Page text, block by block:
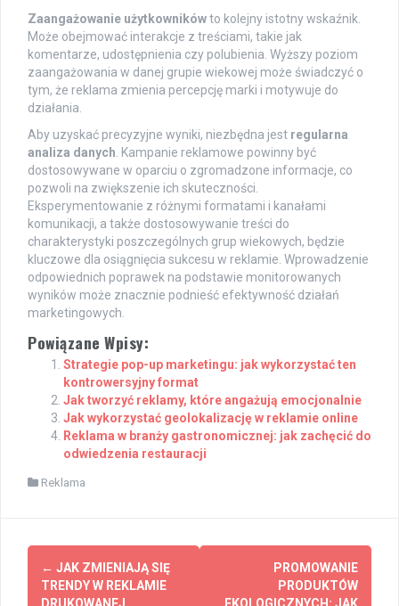
Zaangażowanie użytkownikówto kolejny istotny wskaźnik.
Może obejmować interakcje z treściami, takie jak
komentarze, udostępnienia czy polubienia. Wyższy poziom
zaangażowania w danej grupie wiekowej może świadczyć o
tym, że reklama zmienia percepcję marki i motywuje do
działania.
Aby uzyskać precyzyjne wyniki, niezbędna jest regularna
analiza danych . Kampanie reklamowe powinny być
dostosowywane w oparciu o zgromadzone informacje, co
pozwoli na zwiększenie ich skuteczności.
Eksperymentowanie z różnymi formatami i kanałami
komunikacji, a także dostosowywanie treści do
charakterystyki poszczególnych grup wiekowych, będzie
kluczowe dla osiągnięcia sukcesu w reklamie. Wprowadzenie
odpowiednich poprawek na podstawie monitorowanych
wyników może znacznie podnieść efektywność działań
marketingowych.
Powiązane Wpisy:
Strategie pop-up marketingu: jak wykorzystać ten
kontrowersyjny format
Jak tworzyć reklamy, które angażują emocjonalnie
Jak wykorzystać geolokalizację w reklamie online
Reklama w branży gastronomicznej: jak zachęcić do
odwiedzenia restauracji
Reklama
Post
navigation
← JAK ZMIENIAJĄ SIĘ
TRENDY W REKLAMIE
DRUKOWANEJ
PROMOWANIE
PRODUKTÓW
EKOLOGICZNYCH: JAK